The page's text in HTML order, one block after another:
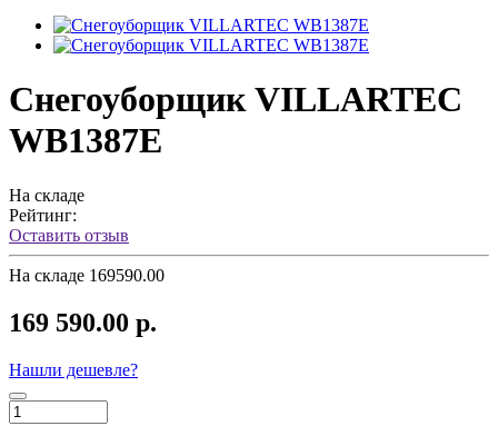
Снегоуборщик VILLARTEC
WB1387E
На складе
Рейтинг:
Оставить отзыв
На складе 169590.00
169 590.00 р.
Нашли дешевле?